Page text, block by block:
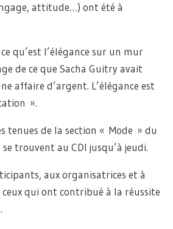
attitude…) ont été à
qu’est l’élégance sur un mur
de ce que Sacha Guitry avait
affaire d’argent. L’élégance est
».
tenues de la section « Mode » du
trouvent au CDI jusqu’à jeudi.
aux organisatrices et à
qui ont contribué à la réussite